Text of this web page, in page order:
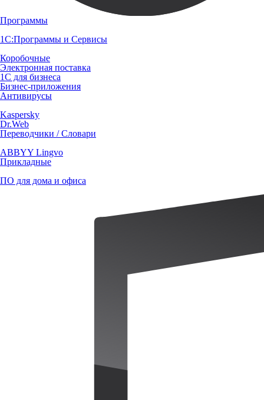
Программы
1С:Программы и Сервисы
Коробочные
Электронная поставка
1С для бизнеса
Бизнес-приложения
Антивирусы
Kaspersky
Dr.Web
Переводчики / Словари
ABBYY Lingvo
Прикладные
ПО для дома и офиса